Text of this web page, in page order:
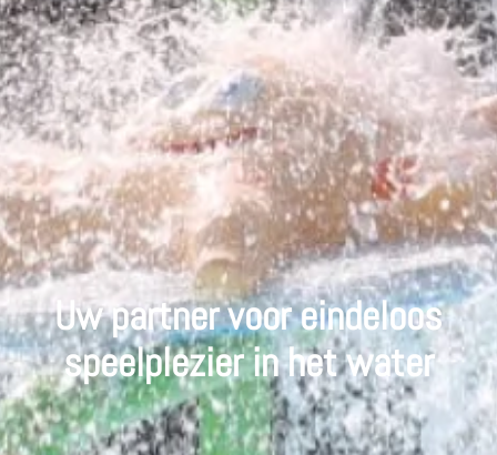
Uw partner voor eindeloos
speelplezier in het water